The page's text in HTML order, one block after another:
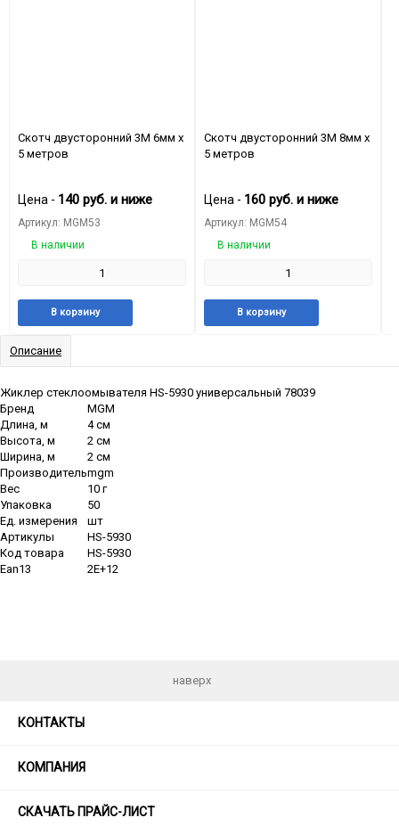
Скотч двусторонний 3М 6мм х
5 метров
Цена - 140 руб. и ниже
Артикул: MGM53
В наличии
В корзину
Скотч двусторонний 3М 8мм х
5 метров
Цена - 160 руб. и ниже
Артикул: MGM54
В наличии
В корзину
Описание
Жиклер стеклоомывателя HS-5930 универсальный 78039
Бренд
MGM
Длина, м
4 см
Высота, м
2 см
Ширина, м
2 см
Производительmgm
Вес
10 г
Упаковка
50
Ед. измерения
шт
Артикулы
HS-5930
Код товара
HS-5930
Ean13
2E+12
наверх
КОНТАКТЫ
КОМПАНИЯ
СКАЧАТЬ ПРАЙС-ЛИСТ